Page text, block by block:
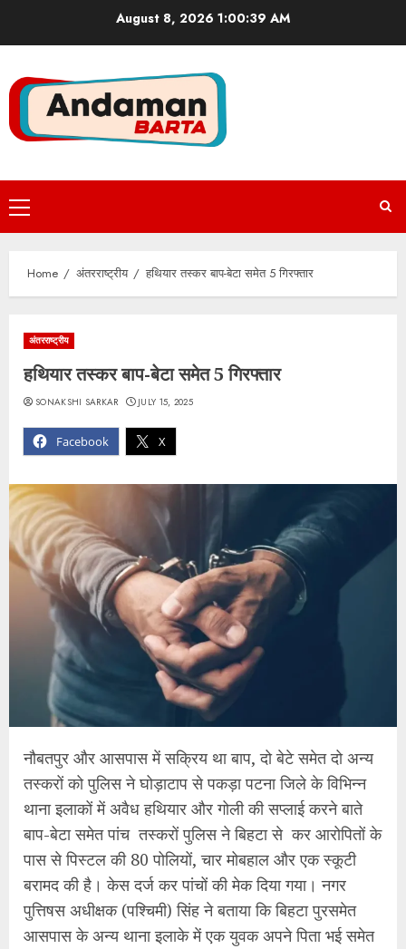
August 8, 2026 1:00:40 AM
Primary
Menu
Home अंतरराष्ट्रीय हथियार तस्कर बाप-बेटा समेत 5 गिरफ्तार
अंतरराष्ट्रीय
हथियार तस्कर बाप-बेटा समेत 5 गिरफ्तार
Facebook X
SONAKSHI SARKAR JULY 15, 2025
नौबतपुर और आसपास में सक्रिय था बाप, दो बेटे समेत दो अन्य
तस्करों को पुलिस ने घोड़ाटाप से पकड़ा पटना जिले के विभिन्न
थाना इलाकों में अवैध हथियार और गोली की सप्लाई करने बाते
बाप-बेटा समेत पांच तस्करों पुलिस ने बिहटा से कर आरोपितों के
पास से पिस्टल की 80 पोलियों, चार मोबहाल और एक स्कूटी
बरामद की है। केस दर्ज कर पांचों की मेक दिया गया। नगर
पुत्तिषस अधीक्षक (पश्चिमी) सिंह ने बताया कि बिहटा पुरसमेत
आसपास के अन्य थाना इलाके में एक युवक अपने पिता भई समेत